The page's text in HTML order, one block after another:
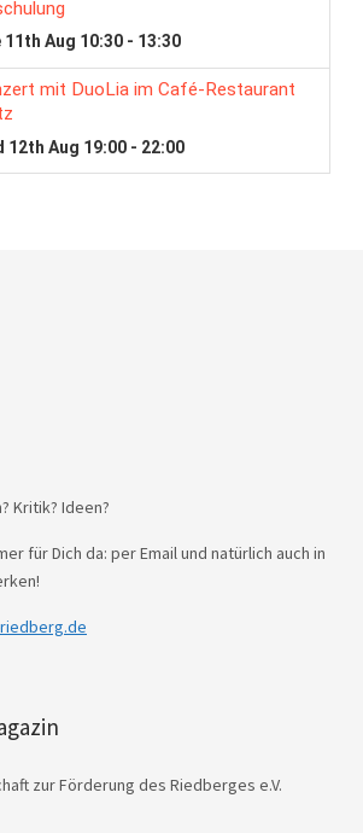
Kritik? Ideen?
für Dich da: per Email und natürlich auch in
zur Förderung des Riedberges e.V.